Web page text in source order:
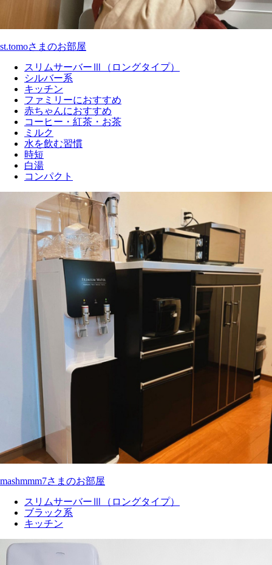
st.tomoさまのお部屋
スリムサーバーⅢ（ロングタイプ）
シルバー系
キッチン
ファミリーにおすすめ
赤ちゃんにおすすめ
コーヒー・紅茶・お茶
ミルク
水を飲む習慣
時短
白湯
コンパクト
mashmmm7さまのお部屋
スリムサーバーⅢ（ロングタイプ）
ブラック系
キッチン